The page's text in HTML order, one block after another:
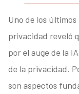
Uno de los últimos
privacidad reveló
por el auge de la
de la privacidad.
son aspectos